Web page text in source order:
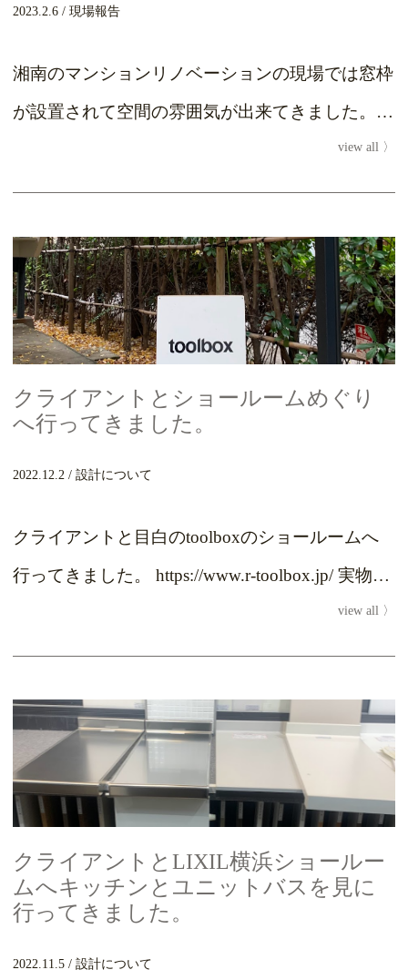
2023.2.6 現場報告
湘南のマンションリノベーションの現場では窓枠
が設置されて空間の雰囲気が出来てきました。
この場所はお庭の景色がよく見えるダイニン...
view all
クライアントとショールームめぐり
へ行ってきました。
2022.12.2 設計について
クライアントと目白のtoolboxのショールームへ
行ってきました。 https://www.r-toolbox.jp/ 実物を
view all
クライアントとLIXIL横浜ショールー
ムへキッチンとユニットバスを見に
行ってきました。
2022.11.5 設計について